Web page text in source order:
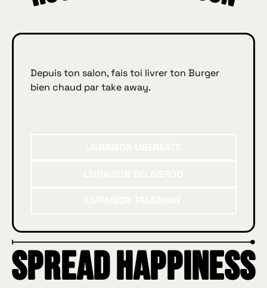
Depuis ton salon, fais toi livrer ton Burger
bien chaud par take away.
SPREAD HAPPINESS